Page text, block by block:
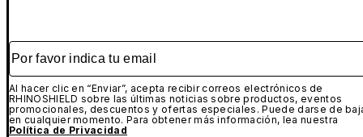
Por favor indica tu email
Al hacer clic en “Enviar”, acepta recibir correos electrónicos de
RHINOSHIELD sobre las últimas noticias sobre productos, eventos
promocionales, descuentos y ofertas especiales. Puede darse de
en cualquier momento. Para obtener más información, lea nuestra
Política de Privacidad